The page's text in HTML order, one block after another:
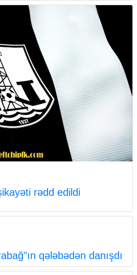
rədd edildi
qələbədən danışdı